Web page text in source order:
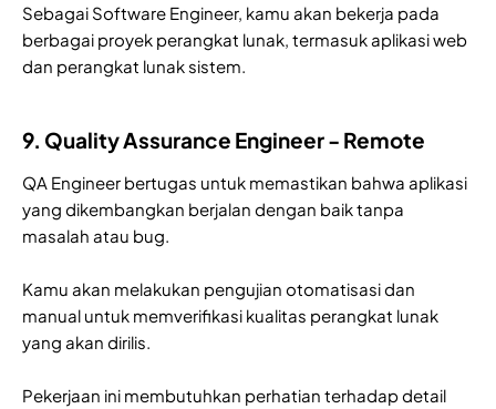
Sebagai Software Engineer, kamu akan bekerja pada
berbagai proyek perangkat lunak, termasuk aplikasi web
dan perangkat lunak sistem.
9. Quality Assurance Engineer - Remote
QA Engineer bertugas untuk memastikan bahwa aplikasi
yang dikembangkan berjalan dengan baik tanpa
masalah atau bug.
Kamu akan melakukan pengujian otomatisasi dan
manual untuk memverifikasi kualitas perangkat lunak
yang akan dirilis.
Pekerjaan ini membutuhkan perhatian terhadap detail